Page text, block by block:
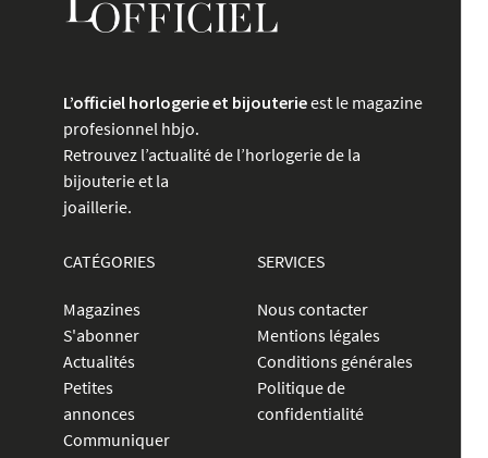
L’officiel horlogerie et bijouterieest le magazine
profesionnel hbjo.
Retrouvez l’actualité de l’horlogerie de la
bijouterie et la
joaillerie.
CATÉGORIES
Magazines
S'abonner
Actualités
Petites
annonces
Communiquer
SERVICES
Nous contacter
Mentions légales
Conditions générales
Politique de
confidentialité